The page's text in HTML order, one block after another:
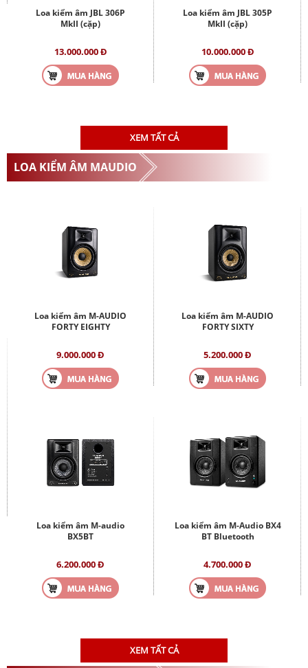
Loa kiểm âm JBL 306P
MkII (cặp)
13.000.000 Đ
Loa kiểm âm JBL 305P
MkII (cặp)
10.000.000 Đ
XEM TẤT CẢ
LOA KIỂM ÂM MAUDIO
Loa kiểm âm M-AUDIO
FORTY EIGHTY
9.000.000 Đ
Loa kiểm âm M-AUDIO
FORTY SIXTY
5.200.000 Đ
Loa kiểm âm M-audio
BX5BT
6.200.000 Đ
Loa kiểm âm M-Audio BX4
BT Bluetooth
4.700.000 Đ
XEM TẤT CẢ